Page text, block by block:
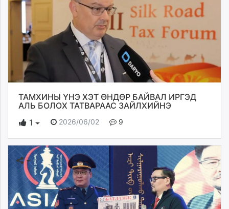
ТАМХИНЫ ҮНЭ ХЭТ ӨНДӨР БАЙВАЛ ИРГЭД
АЛЬ БОЛОХ ТАТВАРААС ЗАЙЛХИЙНЭ
1
2026/06/02 9